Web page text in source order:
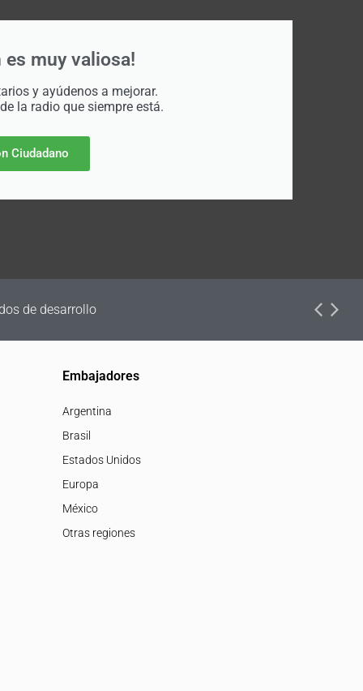
es muy valiosa!
y ayúdenos a mejorar.
la radio que siempre está.
Ciudadano
de desarrollo
Embajadores
Argentina
Brasil
Estados Unidos
Europa
México
Otras regiones